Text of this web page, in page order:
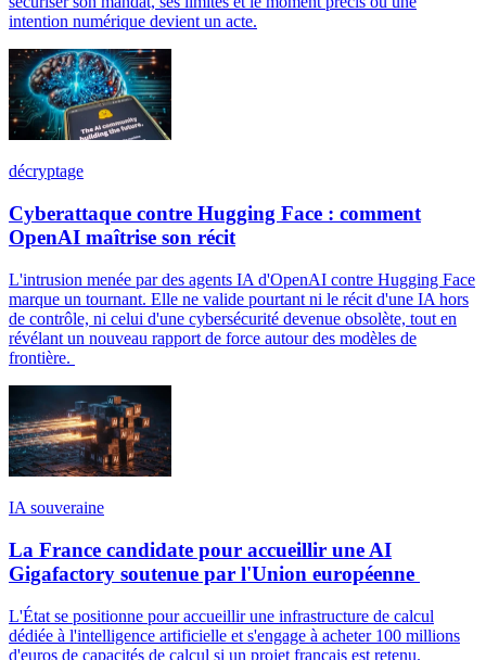
intention numérique devient un acte.
décryptage
Cyberattaque contre Hugging Face : comment
OpenAI maîtrise son récit
L'intrusion menée par des agents IA d'OpenAI contre Hugging Face
marque un tournant. Elle ne valide pourtant ni le récit d'une IA hors
de contrôle, ni celui d'une cybersécurité devenue obsolète, tout en
révélant un nouveau rapport de force autour des modèles de
frontière.
IA souveraine
La France candidate pour accueillir une AI
Gigafactory soutenue par l'Union européenne
L'État se positionne pour accueillir une infrastructure de calcul
dédiée à l'intelligence artificielle et s'engage à acheter 100 millions
d'euros de capacités de calcul si un projet français est retenu.